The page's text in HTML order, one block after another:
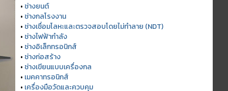
• ช่างยนต์
• ช่างกลโรงงาน
• ช่างเชื่อมโลหะและตรวจสอบโดยไม่ทำลาย (NDT)
• ช่างไฟฟ้ากำลัง
• ช่างอิเล็กทรอนิกส์
• ช่างก่อสร้าง
• ช่างเขียนแบบเครื่องกล
• เมคคาทรอนิกส์
• เครื่องมือวัดและควบคุม